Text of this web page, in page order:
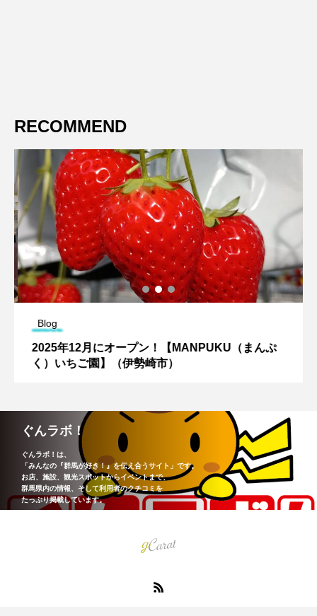
RECOMMEND
Blog
2025年12月にオープン！【MANPUKU（まんぷ
く）いちご園】（伊勢崎市）
ぐんラボ！
ぐんラボ！は、
「みんなの『群馬が好き！』を伝え合うサイト」です。
お店、施設、観光スポットからイベントまで、
群馬県内の情報、そして利用者のクチコミを
たっぷり掲載しています。